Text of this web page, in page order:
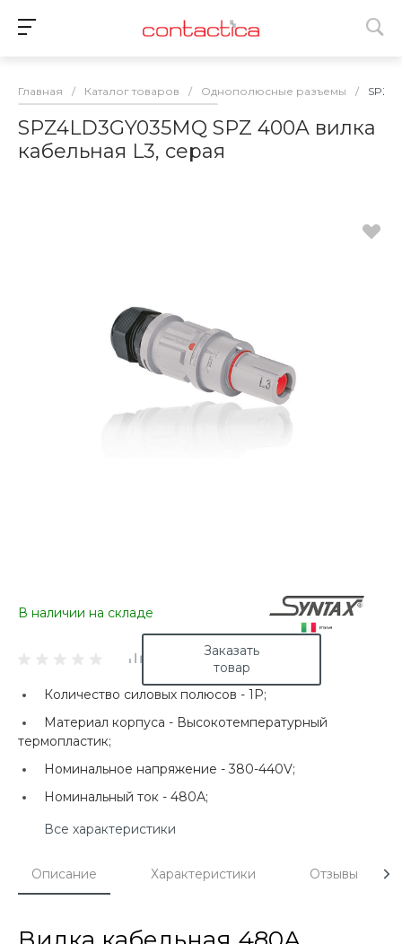
Главная / Каталог товаров / Однополюсные разъемы /
SPZ4LD3GY035MQ SPZ 400A вилка
кабельная L3, cерая
В наличии на складе
Заказать
товар
Количество силовых полюсов - 1P;
Материал корпуса - Высокотемпературный
термопластик;
Номинальное напряжение - 380-440V;
Номинальный ток - 480А;
Все характеристики
Описание Характеристики Отзывы